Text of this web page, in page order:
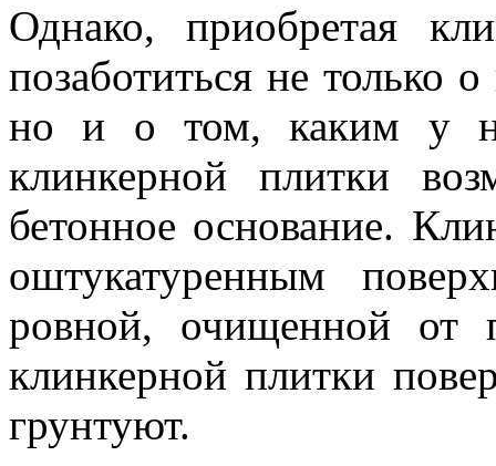
Однако, приобретая
позаботиться не только
но и о том, каким у
клинкерной плитки
бетонное основание.
оштукатуренным
ровной, очищенной от
клинкерной плитки
грунтуют.